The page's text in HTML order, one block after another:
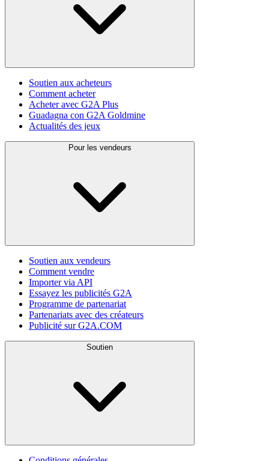
Soutien aux acheteurs
Comment acheter
Acheter avec G2A Plus
Guadagna con G2A Goldmine
Actualités des jeux
Pour les vendeurs
Soutien aux vendeurs
Comment vendre
Importer via API
Essayez les publicités G2A
Programme de partenariat
Partenariats avec des créateurs
Publicité sur G2A.COM
Soutien